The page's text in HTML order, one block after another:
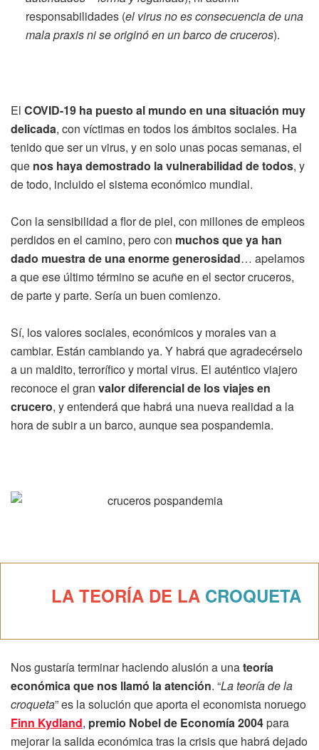
responsabilidades (el virus no es consecuencia de una
mala praxis ni se originó en un barco de cruceros).
El COVID-19 ha puesto al mundo en una situación muy
delicada, con víctimas en todos los ámbitos sociales. Ha
tenido que ser un virus, y en solo unas pocas semanas, el
que nos haya demostrado la vulnerabilidad de todos, y
de todo, incluido el sistema económico mundial.
Con la sensibilidad a flor de piel, con millones de empleos
perdidos en el camino, pero con muchos que ya han
dado muestra de una enorme generosidad… apelamos
a que ese último término se acuñe en el sector cruceros,
de parte y parte. Sería un buen comienzo.
Sí, los valores sociales, económicos y morales van a
cambiar. Están cambiando ya. Y habrá que agradecérselo
a un maldito, terrorífico y mortal virus. El auténtico viajero
reconoce el gran valor diferencial de los viajes en
crucero, y entenderá que habrá una nueva realidad a la
hora de subir a un barco, aunque sea pospandemia.
LA TEORÍA DE LA CROQUETA
Nos gustaría terminar haciendo alusión a unateoría
económica que nos llamó la atención. “La teoría de la
croqueta” es la solución que aporta el economista noruego
Finn Kydland, premio Nobel de Economía 2004para
mejorar la salida económica tras la crisis que habrá dejado